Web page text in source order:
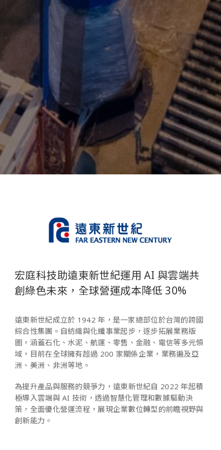
宏庭科技助遠東新世紀運用 AI 與雲端共
創綠色未來，全球營運成本降低 30%
遠東新世紀成立於 1942 年，是一家總部位於台灣的跨國
綜合性集團。自紡織與化纖事業起步，逐步拓展業務版
圖，涵蓋石化、水泥、航運、零售、金融、電信等多元領
域，目前在全球擁有超過 200 家關係企業，業務遍及亞
洲、美洲、非洲等地。
為提升產品與服務的競爭力，遠東新世紀自 2022 年起積
極導入雲端與 AI 技術，透過智慧化管理和數據驅動決
策，全面優化營運流程，展現企業數位轉型的前瞻視野與
創新能力。